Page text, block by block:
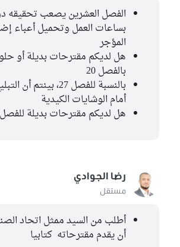
الفصل العشرين يصعب تحقيقه
بساعات العمل وتحميل أعباء
المؤجر
هل لديكم مقترحات بديلة أو
بالفصل 20
بالنسبة للفصل 27،
أمام الوشايات الكيدية
هل لديكم مقترحات بديلة للفصل 27؟
رضا الجوادي
مستقل
أطلب من السيد ممثل اتحاد
أن يقدم مقترحاته كتابيا